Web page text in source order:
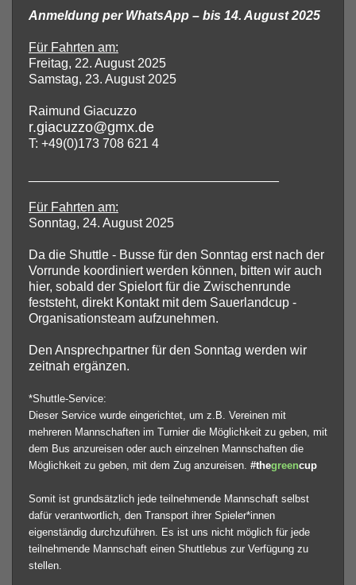
Anmeldung per WhatsApp – bis 14. August 2025
Für Fahrten am:
Freitag, 22. August 2025
Samstag, 23. August 2025
Raimund Giacuzzo
r.giacuzzo@gmx.de
T: +49(0)173 708 621 4
Für Fahrten am:
Sonntag, 24. August 2025
Da die Shuttle - Busse für den Sonntag erst nach der
Vorrunde koordiniert werden können, bitten wir auch
hier, sobald der Spielort für die Zwischenrunde
feststeht, direkt Kontakt mit dem Sauerlandcup -
Organisationsteam aufzunehmen.
Den Ansprechpartner für den Sonntag werden wir
zeitnah ergänzen.
*Shuttle-Service:
Dieser Service wurde eingerichtet, um z.B. Vereinen mit
mehreren Mannschaften im Turnier die Möglichkeit zu geben, mit
dem Bus anzureisen oder auch einzelnen Mannschaften die
Möglichkeit zu geben, mit dem Zug anzureisen. #thegreencup
Somit ist grundsätzlich jede teilnehmende Mannschaft selbst
dafür verantwortlich, den Transport ihrer Spieler*innen
eigenständig durchzuführen. Es ist uns nicht möglich für jede
teilnehmende Mannschaft einen Shuttlebus zur Verfügung zu
stellen.